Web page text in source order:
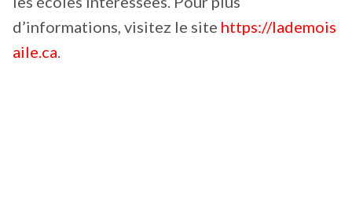
d’informations, visitez le site https://lademois
aile.ca.